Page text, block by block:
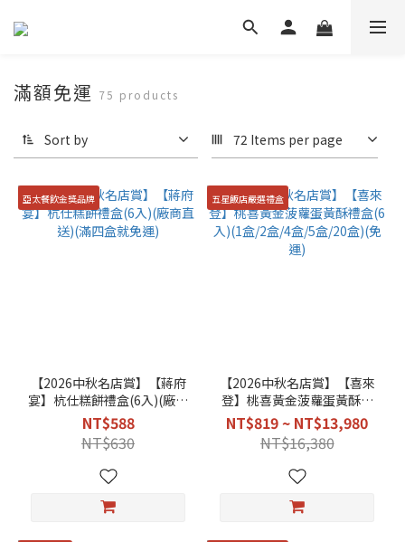
滿額免運 75 products
Sort by 72 Items per page
亞太餐飲金獎品牌
【2026中秋名店賞】【蔣府
宴】杭仕糕餅禮盒(6入)(廠商
直送)(滿四盒就免運)
NT$588
NT$630
五星飯店嚴選禮盒
【2026中秋名店賞】【喜來
登】桃喜黃金菠蘿蛋黃酥禮
盒(6入)(1盒/2盒/4盒/5盒/20
盒)(免運)
NT$819 ~ NT$13,980
NT$16,380